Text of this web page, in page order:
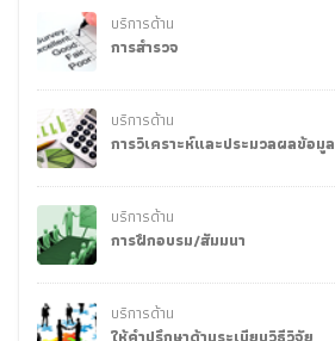
บริการด้าน
การสำรวจ
บริการด้าน
การวิเคราะห์และประมวลผลข้อมูล
บริการด้าน
การฝึกอบรม/สัมมนา
บริการด้าน